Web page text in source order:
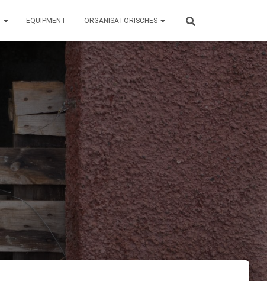
EQUIPMENT ORGANISATORISCHES